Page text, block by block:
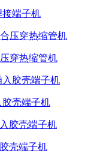
接端子机
穿热缩管机
胶壳端子机
壳端子机